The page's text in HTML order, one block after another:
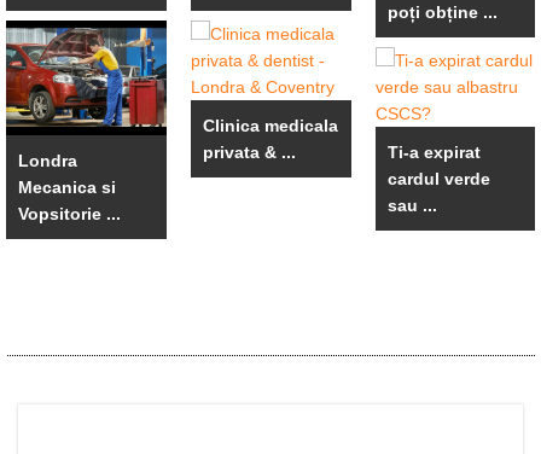
Londra
Mecanica si
Vopsitorie ...
Clinica medicala
privata & ...
poți obține ...
Ti-a expirat
cardul verde
sau ...